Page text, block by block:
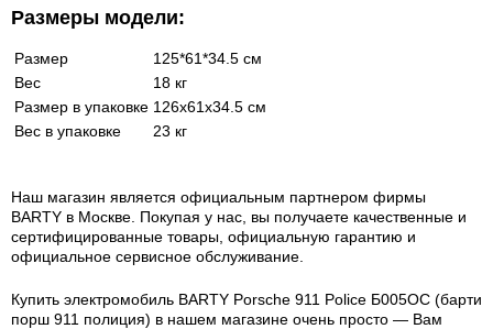
Размеры модели:
Размер
125*61*34.5 см
Вес
18 кг
Размер в упаковке 126х61х34.5 см
Вес в упаковке
23 кг
Наш магазин является официальным партнером фирмы
BARTY в Москве. Покупая у нас, вы получаете качественные и
сертифицированные товары, официальную гарантию и
официальное сервисное обслуживание.
Купить электромобиль BARTY Porsche 911 Police Б005OС (барти
порш 911 полиция) в нашем магазине очень просто — Вам